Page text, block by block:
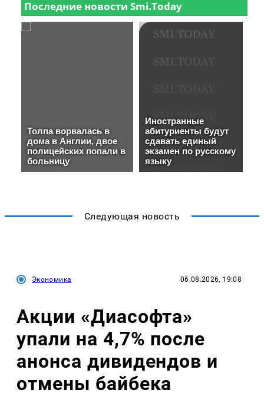
Следующая новость
Экономика 06.08.2026, 19:08
Акции «Диасофта»
упали на 4,7% после
анонса дивидендов и
отмены байбека